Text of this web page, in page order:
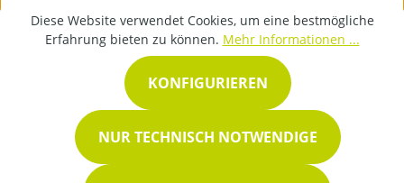
Diese Website verwendet Cookies, um eine bestmögliche
Erfahrung bieten zu können. Mehr Informationen ...
NUR TECHNISCH NOTWENDIGE
KONFIGURIEREN